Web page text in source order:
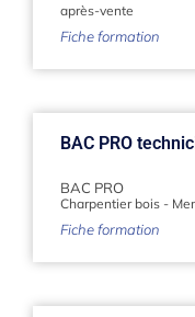
après-vente
Fiche formation
BAC PRO
BAC PRO
Charpentier bois -
Fiche formation